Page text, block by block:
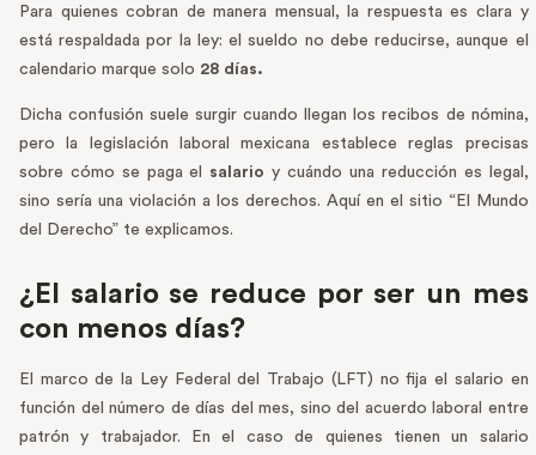
Para quienes cobran de manera mensual, la respuesta es clara y
está respaldada por la ley: el sueldo no debe reducirse, aunque el
calendario marque solo 28 días.
Dicha confusión suele surgir cuando llegan los recibos de nómina,
pero la legislación laboral mexicana establece reglas precisas
sobre cómo se paga el salario y cuándo una reducción es legal,
sino sería una violación a los derechos. Aquí en el sitio “El Mundo
del Derecho” te explicamos.
¿El salario se reduce por ser un mes
con menos días?
El marco de la Ley Federal del Trabajo (LFT) no fija el salario en
función del número de días del mes, sino del acuerdo laboral entre
patrón y trabajador. En el caso de quienes tienen un salario